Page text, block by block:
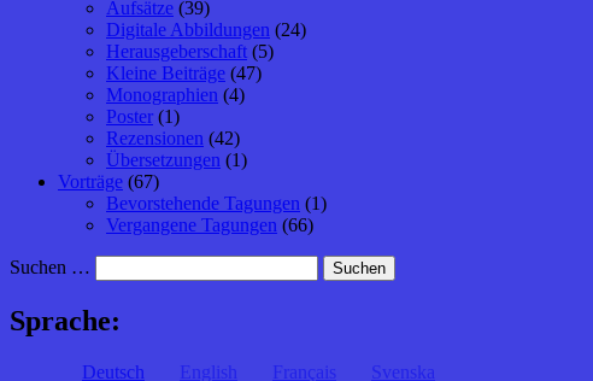
Aufsätze (39)
Digitale Abbildungen (24)
Herausgeberschaft (5)
Kleine Beiträge (47)
Monographien (4)
Poster (1)
Rezensionen (42)
Übersetzungen (1)
Vorträge (67)
Bevorstehende Tagungen (1)
Vergangene Tagungen (66)
Suchen …
Sprache:
Deutsch English Français Svenska